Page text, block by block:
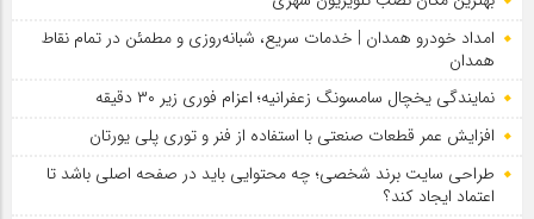
امداد خودرو همدان | خدمات سریع، شبانه‌روزی و مطمئن در تمام نقاط
همدان
نمایندگی یخچال سامسونگ زعفرانیه؛ اعزام فوری زیر ۳۰ دقیقه
افزایش عمر قطعات صنعتی با استفاده از فنر و توری پلی یورتان
طراحی سایت برند شخصی؛ چه محتوایی باید در صفحه اصلی باشد تا
اعتماد ایجاد کند؟